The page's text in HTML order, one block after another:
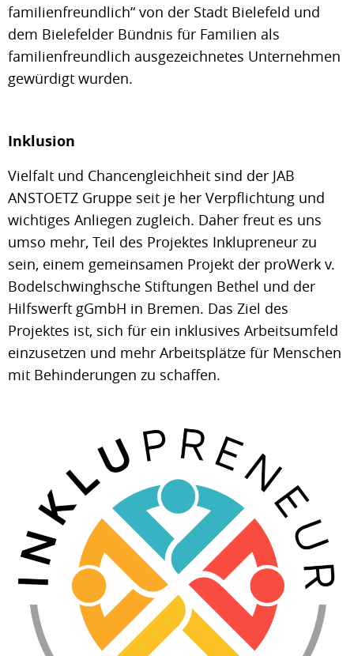
familienfreundlich“ von der Stadt Bielefeld und
dem Bielefelder Bündnis für Familien als
familienfreundlich ausgezeichnetes Unternehmen
gewürdigt wurden.
Inklusion
Vielfalt und Chancengleichheit sind der JAB
ANSTOETZ Gruppe seit je her Verpflichtung und
wichtiges Anliegen zugleich. Daher freut es uns
umso mehr, Teil des Projektes Inklupreneur zu
sein, einem gemeinsamen Projekt der proWerk v.
Bodelschwinghsche Stiftungen Bethel und der
Hilfswerft gGmbH in Bremen. Das Ziel des
Projektes ist, sich für ein inklusives Arbeitsumfeld
einzusetzen und mehr Arbeitsplätze für Menschen
mit Behinderungen zu schaffen.